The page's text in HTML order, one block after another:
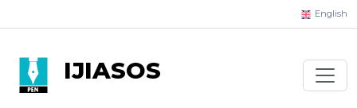
English
IJIASOS